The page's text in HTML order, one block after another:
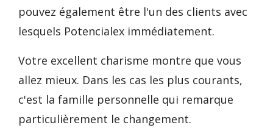
pouvez également être l'un des clients avec
lesquels Potencialex immédiatement.
Votre excellent charisme montre que vous
allez mieux. Dans les cas les plus courants,
c'est la famille personnelle qui remarque
particulièrement le changement.